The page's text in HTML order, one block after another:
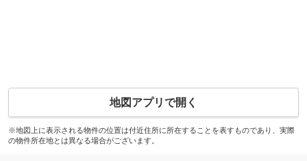
地図アプリで開く
※地図上に表示される物件の位置は付近住所に所在することを表すものであり、実際
の物件所在地とは異なる場合がございます。